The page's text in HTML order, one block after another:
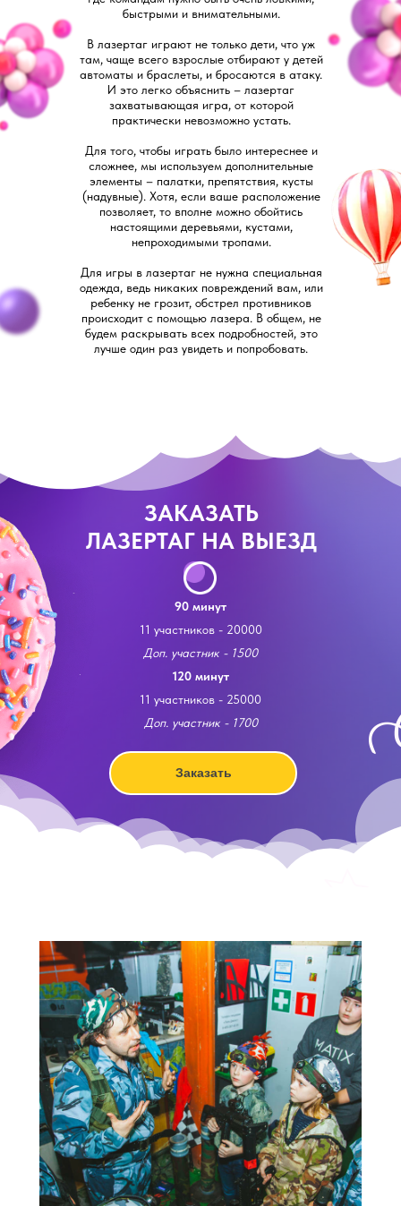
быстрыми и внимательными.
В лазертаг играют не только дети, что уж
там, чаще всего взрослые отбирают у детей
автоматы и браслеты, и бросаются в атаку.
И это легко объяснить – лазертаг
захватывающая игра, от которой
практически невозможно устать.
Для того, чтобы играть было интереснее и
сложнее, мы используем дополнительные
элементы – палатки, препятствия, кусты
(надувные). Хотя, если ваше расположение
позволяет, то вполне можно обойтись
настоящими деревьями, кустами,
непроходимыми тропами.
Для игры в лазертаг не нужна специальная
одежда, ведь никаких повреждений вам, или
ребенку не грозит, обстрел противников
происходит с помощью лазера. В общем, не
будем раскрывать всех подробностей, это
лучше один раз увидеть и попробовать.
Заказать оригинальный научный
квест можно домой, в кафе, в
ЗАКАЗАТЬ
ЛАЗЕРТАГ НА ВЫЕЗД
90 минут
11 участников - 20000
Доп. участник - 1500
120 минут
11 участников - 25000
Доп. участник - 1700
Заказать